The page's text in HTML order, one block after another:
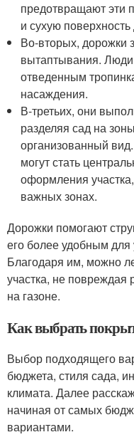
предотвращают эти
и сухую
Во-вторых, дорожки
вытаптывания.
отведенным
насаждения.
В-третьих, они
разделяя сад на
организованный
могут стать
оформления
важных зонах.
Дорожки помогают
его более удобным
Благодаря им, можно
участка, не повреждая
на газоне.
Как выбрать
Выбор подходящего
бюджета, стиля сада,
климата. Далее
начиная от самых
вариантами.